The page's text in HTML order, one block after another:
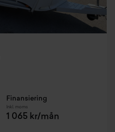
Finansiering
Inkl. moms
1 065 kr/mån